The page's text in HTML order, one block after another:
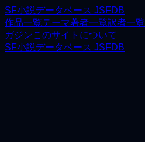
SF小説データベース JSFDB
作品一覧テーマ著者一覧訳者一覧
ガジンこのサイトについて
SF小説データベース JSFDB